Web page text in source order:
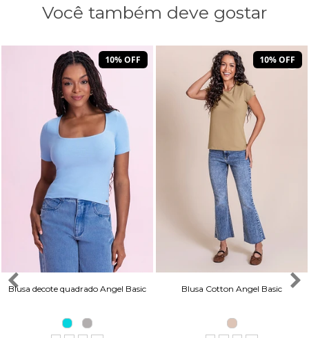
Você também deve gostar
10% OFF
Blusa decote quadrado Angel Basic
10% OFF
Blusa Cotton Angel Basic